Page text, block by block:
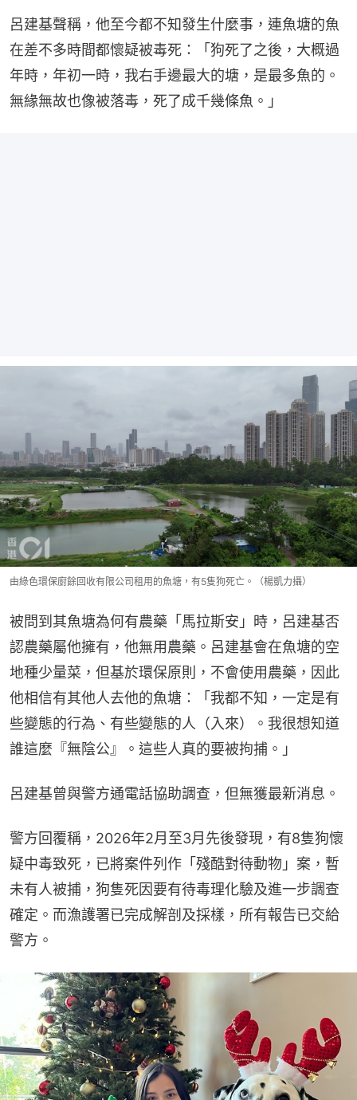
呂建基聲稱，他至今都不知發生什麼事，連魚塘的魚
在差不多時間都懷疑被毒死：「狗死了之後，大概過
年時，年初一時，我右手邊最大的塘，是最多魚的。
無緣無故也像被落毒，死了成千幾條魚。」
由綠色環保廚餘回收有限公司租用的魚塘，有5隻狗死亡。（楊凱力攝）
被問到其魚塘為何有農藥「馬拉斯安」時，呂建基否
認農藥屬他擁有，他無用農藥。呂建基會在魚塘的空
地種少量菜，但基於環保原則，不會使用農藥，因此
他相信有其他人去他的魚塘：「我都不知，一定是有
些變態的行為、有些變態的人（入來）。我很想知道
誰這麼『無陰公』。這些人真的要被拘捕。」
呂建基曾與警方通電話協助調查，但無獲最新消息。
警方回覆稱，2026年2月至3月先後發現，有8隻狗懷
疑中毒致死，已將案件列作「殘酷對待動物」案，暫
未有人被捕，狗隻死因要有待毒理化驗及進一步調查
確定。而漁護署已完成解剖及採樣，所有報告已交給
警方。